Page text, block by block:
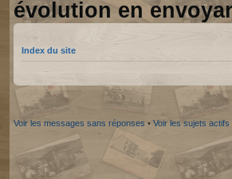
évolution en
Index du site
Voir les messages sans réponses • Voir les sujets actifs